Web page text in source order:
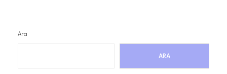
Ara
ARA